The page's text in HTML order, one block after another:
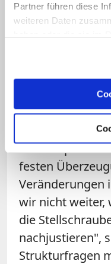
Partner führen diese
weiteren Daten
Geld
Investitionen
schon schlicht
Substanz", so
betonte, dass
Strukturprozess
festen
Veränderungen
wir nicht weiter,
die
nachjustieren",
Strukturfragen